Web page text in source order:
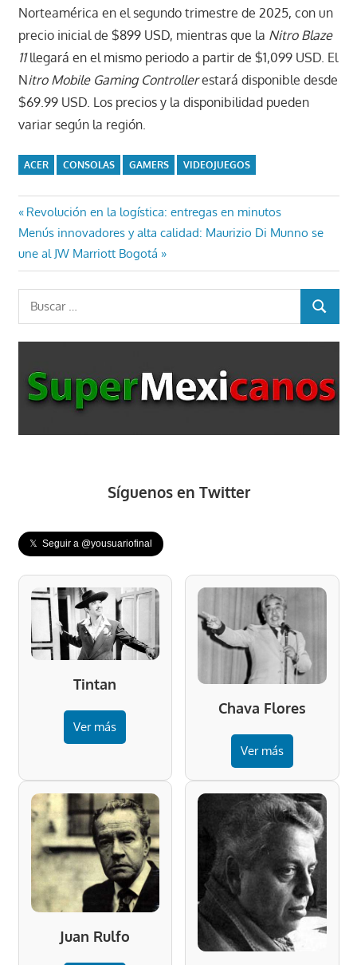
Norteamérica en el segundo trimestre de 2025, con un
precio inicial de $899 USD, mientras que la Nitro Blaze
11llegará en el mismo periodo a partir de $1,099 USD. El
Nitro Mobile Gaming Controllerestará disponible desde
$69.99 USD. Los precios y la disponibilidad pueden
variar según la región.
ACER CONSOLAS GAMERS VIDEOJUEGOS
Navegación
de
entradas
Entrada
anterior:
Revolución en la logística: entregas en minutos
Entrada
siguiente:
Menús innovadores y alta calidad: Maurizio Di Munno se
une al JW Marriott Bogotá
Buscar:
BUSCAR
Síguenos en Twitter
𝕏 Seguir a @yousuariofinal
Tintan
Ver más
Chava Flores
Ver más
Juan Rulfo